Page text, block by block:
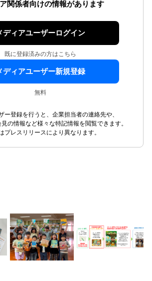
関係者向けの情報があります
ディアユーザーログイン
既に登録済みの方はこちら
ディアユーザー新規登録
無料
ー登録を行うと、企業担当者の連絡先や、
の情報など様々な特記情報を閲覧できます。
プレスリリースにより異なります。